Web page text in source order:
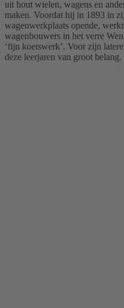
uit hout wielen, wagens en
maken. Voordat hij in 1893 in
wagenwerkplaats opende,
wagenbouwers in het verre
‘fijn koetswerk’. Voor zijn
deze leerjaren van groot belang.